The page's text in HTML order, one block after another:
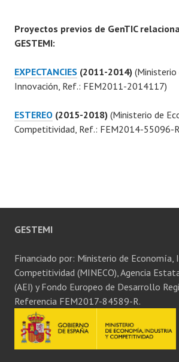
Proyectos previos de GenTIC
GESTEMI:
EXPECTANCIES (2011-2014) (Ministerio
Innovación, Ref.: FEM2011-2014117)
ESTEREO (2015-2018) (Ministerio de
Competitividad, Ref.: FEM2014-55096-
GESTEMI
Financiado por: Ministerio de Economía,
Competitividad (MINECO), Agencia
(AEI) y Fondo Europeo de Desarrollo
Referencia FEM2017-84589-R.